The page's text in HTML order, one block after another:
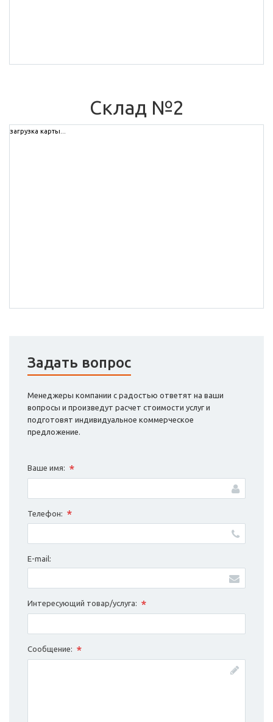
Cклад №2
загрузка карты...
Задать вопрос
Менеджеры компании с радостью ответят на ваши
вопросы и произведут расчет стоимости услуг и
подготовят индивидуальное коммерческое
предложение.
Ваше имя: *
Телефон: *
E-mail:
Интересующий товар/услуга: *
Сообщение: *